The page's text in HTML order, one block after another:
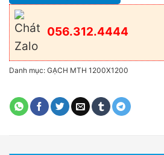
056.312.4444
Danh mục: GẠCH MTH 1200X1200